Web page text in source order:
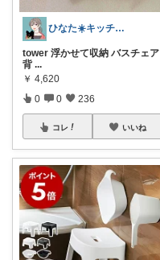
ひなた☀️キッチン✿暮らし✿美容
tower 浮かせて収納 バスチェア
背 ...
￥ 4,620
0 0 236
コレ いいね